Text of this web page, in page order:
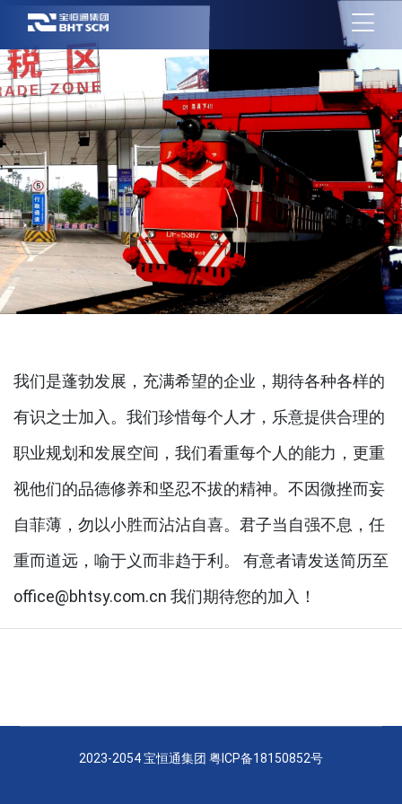
我们是蓬勃发展，充满希望的企业，期待各种各样的
有识之士加入。我们珍惜每个人才，乐意提供合理的
职业规划和发展空间，我们看重每个人的能力，更重
视他们的品德修养和坚忍不拔的精神。不因微挫而妄
自菲薄，勿以小胜而沾沾自喜。君子当自强不息，任
重而道远，喻于义而非趋于利。 有意者请发送简历至
office@bhtsy.com.cn 我们期待您的加入！
2023-2054 宝恒通集团 粤ICP备18150852号